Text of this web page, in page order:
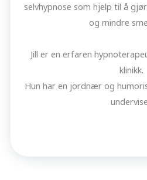
selvhypnose som hjelp til å
og mindre
Jill er en erfaren
klinikk.
Hun har en jordnær og